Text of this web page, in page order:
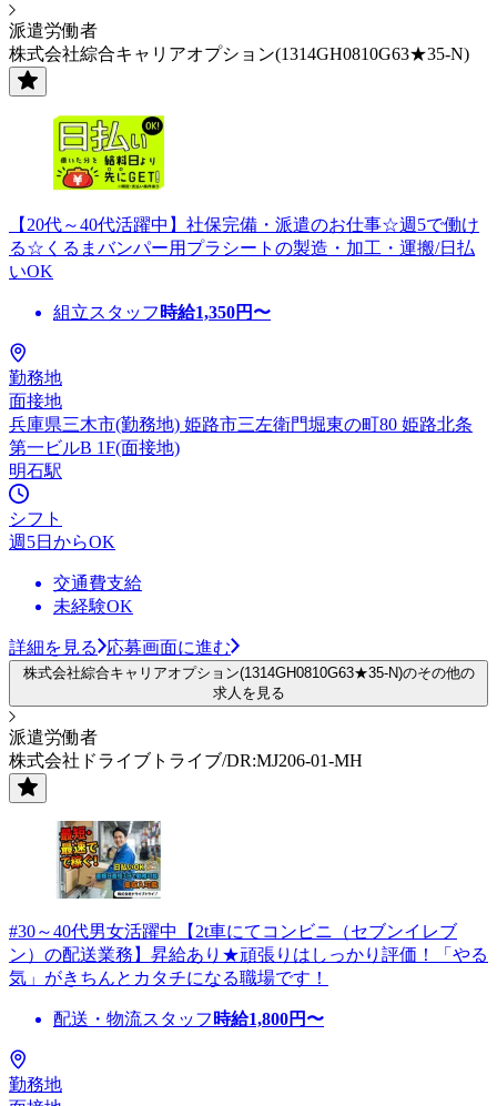
派遣労働者
株式会社綜合キャリアオプション(1314GH0810G63★35-N)
【20代～40代活躍中】社保完備・派遣のお仕事☆週5で働け
る☆くるまバンパー用プラシートの製造・加工・運搬/日払
いOK
組立スタッフ 時給1,350円〜
勤務地
面接地
兵庫県三木市(勤務地) 姫路市三左衛門堀東の町80 姫路北条
第一ビルB 1F(面接地)
明石駅
シフト
週5日からOK
交通費支給
未経験OK
詳細を見る 応募画面に進む
株式会社綜合キャリアオプション(1314GH0810G63★35-N)のその他の
求人を見る
派遣労働者
株式会社ドライブトライブ/DR:MJ206-01-MH
#30～40代男女活躍中【2t車にてコンビニ（セブンイレブ
ン）の配送業務】昇給あり★頑張りはしっかり評価！「やる
気」がきちんとカタチになる職場です！
配送・物流スタッフ 時給1,800円〜
勤務地